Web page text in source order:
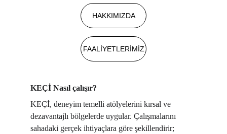
HAKKIMIZDA
KEÇİ Nasıl çalışır?
KEÇİ, deneyim temelli atölyelerini kırsal ve
dezavantajlı bölgelerde uygular. Çalışmalarını
sahadaki gerçek ihtiyaçlara göre şekillendirir;
FAALİYETLERİMİZ